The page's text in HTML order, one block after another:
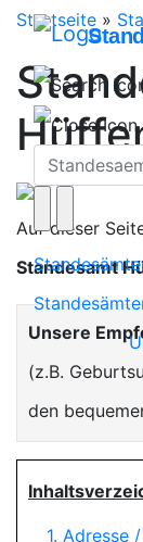
Startseite »
Auf dieser
Standesamt
Unsere
(z.B.
den
1. Adresse